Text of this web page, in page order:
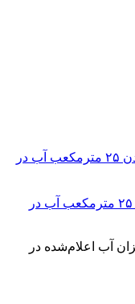
رسوایی آبی در زاینده‌رود؛ معمای گم شدن ۲۵ مترمکعب آب در
آب اعلام‌شده در